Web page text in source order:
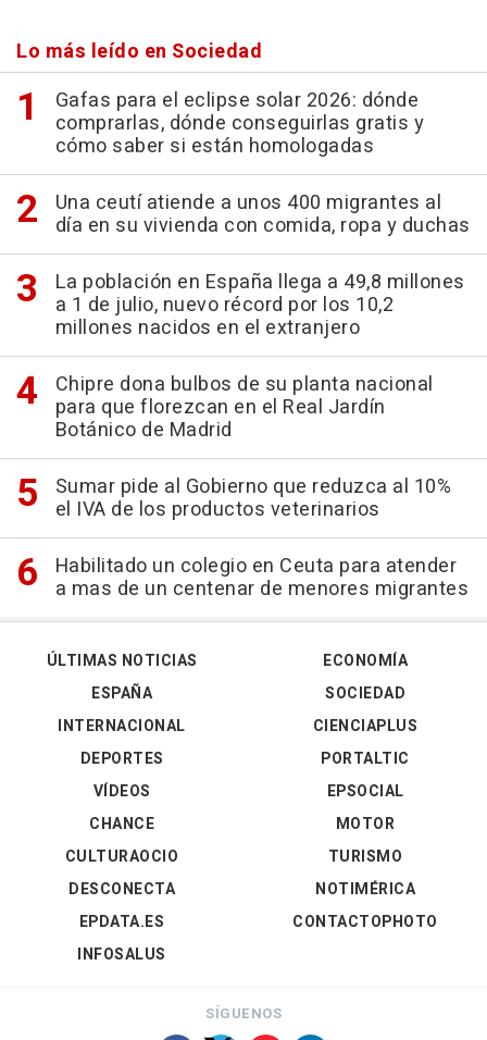
Lo más leído en Sociedad
Gafas para el eclipse solar 2026: dónde
comprarlas, dónde conseguirlas gratis y
cómo saber si están homologadas
Una ceutí atiende a unos 400 migrantes al
día en su vivienda con comida, ropa y duchas
La población en España llega a 49,8 millones
a 1 de julio, nuevo récord por los 10,2
millones nacidos en el extranjero
Chipre dona bulbos de su planta nacional
para que florezcan en el Real Jardín
Botánico de Madrid
Sumar pide al Gobierno que reduzca al 10%
el IVA de los productos veterinarios
Habilitado un colegio en Ceuta para atender
a mas de un centenar de menores migrantes
ÚLTIMAS NOTICIAS
ESPAÑA
INTERNACIONAL
DEPORTES
VÍDEOS
ECONOMÍA
SOCIEDAD
CIENCIAPLUS
PORTALTIC
EPSOCIAL
CHANCE
CULTURAOCIO
DESCONECTA
EPDATA.ES
INFOSALUS
MOTOR
TURISMO
NOTIMÉRICA
CONTACTOPHOTO
SÍGUENOS